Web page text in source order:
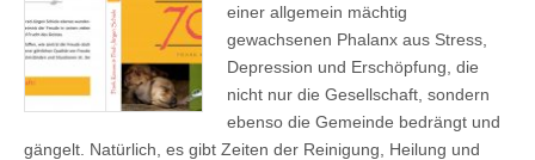
einer allgemein mächtig
gewachsenen Phalanx aus Stress,
Depression und Erschöpfung, die
nicht nur die Gesellschaft, sondern
ebenso die Gemeinde bedrängt und
gängelt. Natürlich, es gibt Zeiten der Reinigung, Heilung und